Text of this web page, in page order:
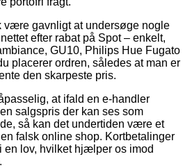
være gavnligt at undersøge nogle
efter rabat på Spot – enkelt,
GU10, Philips Hue Fugato
placerer ordren, således at man er
den skarpeste pris.
at ifald en e-handler
salgspris der kan ses som
så kan det undertiden være et
falsk online shop. Kortbetalinger
en lov, hvilket hjælper os imod